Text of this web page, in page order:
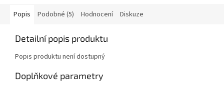
Popis Podobné (5) Hodnocení Diskuze
Detailní popis produktu
Popis produktu není dostupný
Doplňkové parametry